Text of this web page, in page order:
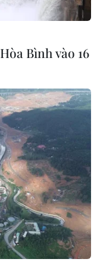
bổ sung độ ẩm,
nên dùng gel
bị tổn thương.
cà chua, dưa
tương tự.
hở thì nên
khuẩn do
vệ sinh.
một thao tác
nắng. Tác
Bình vào 16